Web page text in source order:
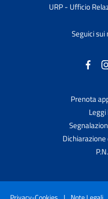
URP - Ufficio
Seguici
Prenota
Leggi